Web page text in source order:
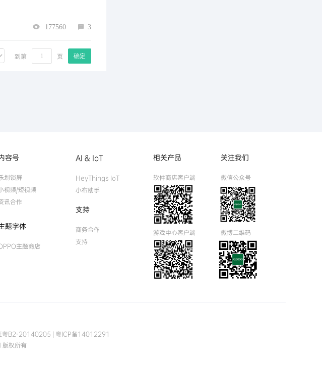
177560 3
到第 页 确定
容号
划锁屏
视频/短视频
讯合作
题字体
主题商店
AI & IoT
HeyThings IoT
小布助手
支持
商务合作
支持
相关产品
软件商店客户端
游戏中心客户端
关注我们
微信公众号
微博二维码
粤B2-20140205 | 粤ICP备14012291
版权所有